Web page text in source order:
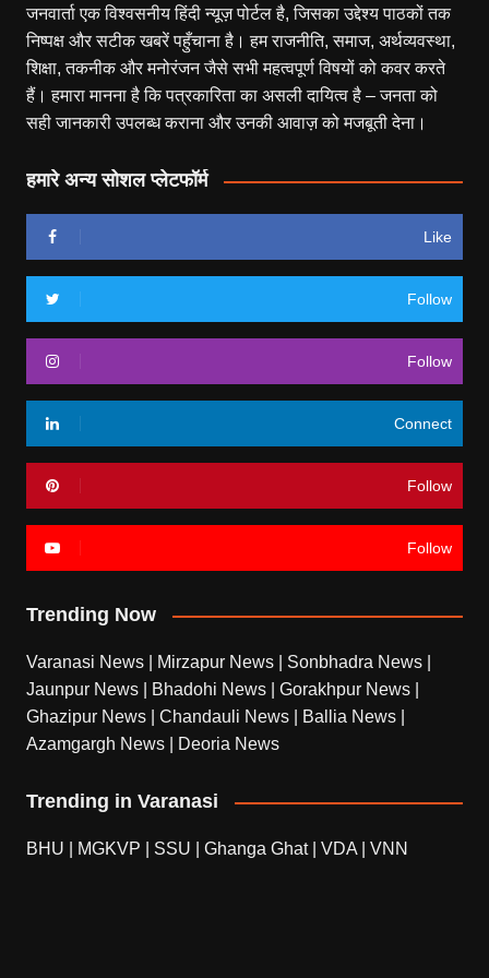
जनवार्ता एक विश्वसनीय हिंदी न्यूज़ पोर्टल है, जिसका उद्देश्य पाठकों तक
निष्पक्ष और सटीक खबरें पहुँचाना है। हम राजनीति, समाज, अर्थव्यवस्था,
शिक्षा, तकनीक और मनोरंजन जैसे सभी महत्वपूर्ण विषयों को कवर करते
हैं। हमारा मानना है कि पत्रकारिता का असली दायित्व है – जनता को
सही जानकारी उपलब्ध कराना और उनकी आवाज़ को मजबूती देना।
हमारे अन्य सोशल प्लेटफॉर्म
Like
Follow
Follow
Connect
Follow
Follow
Trending Now
Varanasi News Mirzapur News Sonbhadra News
Jaunpur News
Bhadohi News Gorakhpur News
Ghazipur News
Chandauli News Ballia News
Azamgargh News
Deoria News
Trending in Varanasi
BHU MGKVP SSU Ghanga Ghat| VDA VNN